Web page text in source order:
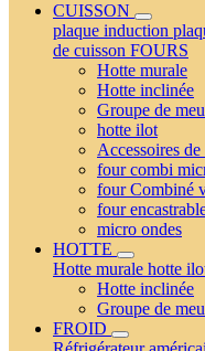
CUISSON
plaque induction
de cuisson FOURS
Hotte murale
Hotte inclinée
Groupe de
hotte ilot
Accessoires de
four combi
four Combiné
four
micro ondes
HOTTE
Hotte murale hotte
Hotte inclinée
Groupe de
FROID